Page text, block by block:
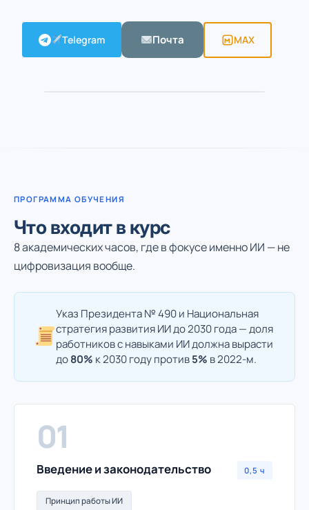
Telegram Почта MAX
ПРОГРАММА ОБУЧЕНИЯ
Что входит в курс
8 академических часов, где в фокусе именно ИИ — не
цифровизация вообще.
Указ Президента № 490 и Национальная
стратегия развития ИИ до 2030 года — доля
работников с навыками ИИ должна вырасти
до80% к 2030 году против5% в 2022-м.
01
Введение и законодательство 0,5 ч
Принцип работы ИИ